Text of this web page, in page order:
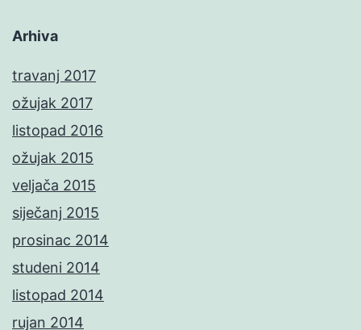
Arhiva
travanj 2017
ožujak 2017
listopad 2016
ožujak 2015
veljača 2015
siječanj 2015
prosinac 2014
studeni 2014
listopad 2014
rujan 2014